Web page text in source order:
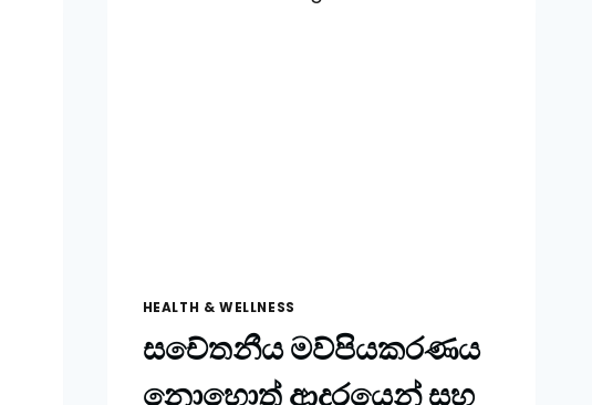
HEALTH & WELLNESS
සචේතනීය මව්පියකරණය
නොහොත් ආදරයෙන් සහ